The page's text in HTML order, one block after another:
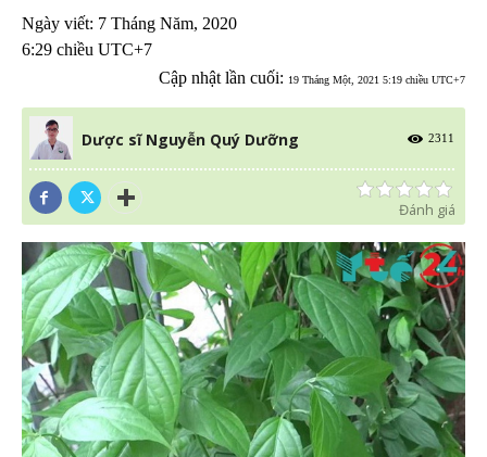
Ngày viết: 7 Tháng Năm, 2020
6:29 chiều UTC+7
Cập nhật lần cuối: 19 Tháng Một, 2021 5:19 chiều UTC+7
Dược sĩ Nguyễn Quý Dưỡng 2311
Đánh giá